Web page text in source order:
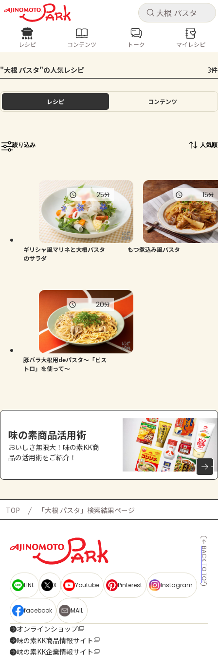
キャ
ログインするとレシピを保存できます
ログイン
ホーム
トーク
よくあるお問い合わせ
お買い物
キャ
レシピ コンテンツ
人気の食材・レシピ
きゅうり なす トマト とうもろこし
ピーマン
レシピ コンテンツ トーク マイレシピ
"大根 パスタ"の人気レシピ 3件
レシピ コンテンツ
絞り込み 人気順
ギリシャ風マリネと大根パスタ
のサラダ
25分
もつ煮込み風パスタ
15分
豚バラ大根用deパスタ～「ビス
トロ」を使って～
20分
味の素商品活用術
おいしさ無限大！味の素KK商
品の活用術をご紹介！
TOP 「大根 パスタ」検索結果ページ
BACK TO TOP
LINE X Youtube Pinterest Instagram
facebook MAIL
オンラインショップ
味の素KK商品情報サイト
味の素KK企業情報サイト